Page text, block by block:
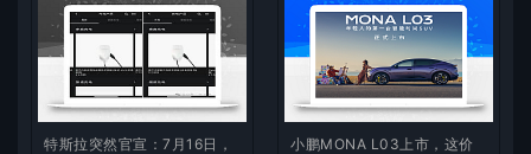
特斯拉突然官宣：7月16日，
小鹏MONA L03上市，这价